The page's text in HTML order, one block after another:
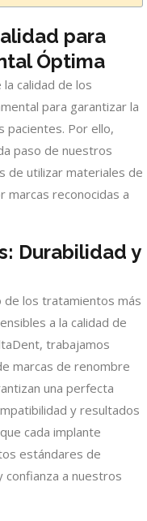
para
Óptima
calidad de los
para garantizar la
pacientes. Por ello,
paso de nuestros
de utilizar materiales de
marcas reconocidas a
Durabilidad y
de los tratamientos más
a la calidad de
trabajamos
marcas de renombre
una perfecta
y resultados
cada implante
estándares de
confianza a nuestros